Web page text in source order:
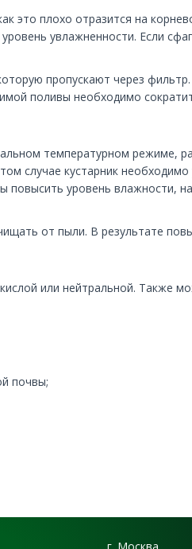
это плохо отразится на
увлажненности. Если
пропускают через
поливы необходимо
температурном режиме,
случае кустарник
уровень влажности,
от пыли. В результате
или нейтральной. Также
почвы;
г. Москва,